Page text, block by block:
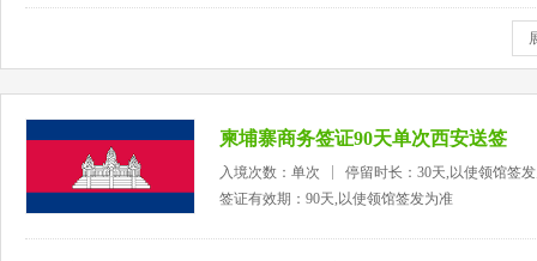
柬埔寨商务签证90天单次西安送签
入境次数：单次
停留时长：30天,以使领馆签
签证有效期：90天,以使领馆签发为准